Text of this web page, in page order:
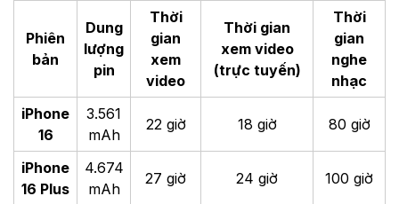
Phiên
bản
Dung
lượng
pin
Thời
gian
xem
video
Thời gian
xem video
(trực tuyến)
Thời
gian
nghe
nhạc
iPhone
16
3.561
mAh
22 giờ 18 giờ 80 giờ
iPhone
16 Plus
4.674
mAh
27 giờ 24 giờ 100 giờ